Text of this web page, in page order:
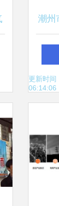
潮州
作
赋能
更新时间
06:14:06